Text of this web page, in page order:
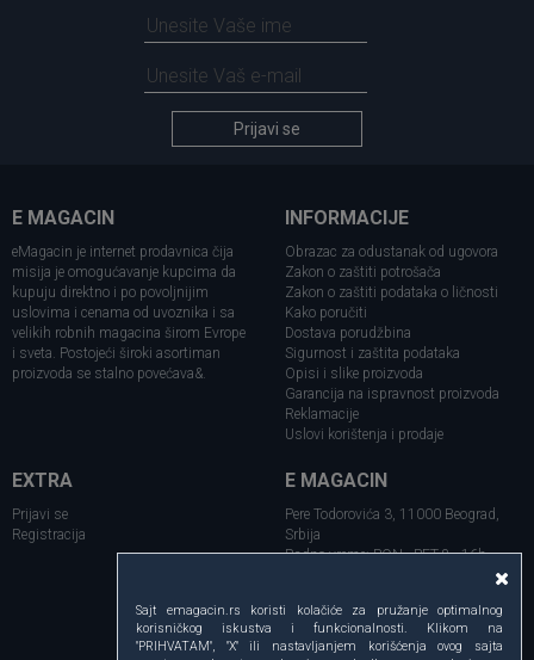
Prijavi se
E MAGACIN
eMagacin je internet prodavnica čija
misija je omogućavanje kupcima da
kupuju direktno i po povoljnijim
uslovima i cenama od uvoznika i sa
velikih robnih magacina širom Evrope
i sveta. Postojeći široki asortiman
proizvoda se stalno povećava&.
INFORMACIJE
Obrazac za odustanak od ugovora
Zakon o zaštiti potrošača
Zakon o zaštiti podataka o ličnosti
Kako poručiti
Dostava porudžbina
Sigurnost i zaštita podataka
Opisi i slike proizvoda
Garancija na ispravnost proizvoda
Reklamacije
Uslovi korištenja i prodaje
EXTRA
Prijavi se
Registracija
E MAGACIN
Pere Todorovića 3, 11000 Beograd,
Srbija
Radno vreme: PON - PET 8 - 16h
+381 69 212 8978
email: online@emagacin.rs
Sajt emagacin.rs koristi kolačiće za pružanje optimalnog
korisničkog iskustva i funkcionalnosti. Klikom na
"PRIHVATAM", "X" ili nastavljanjem korišćenja ovog sajta